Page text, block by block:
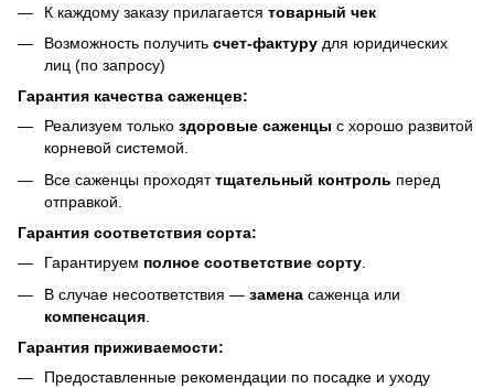
К каждому заказу прилагается товарный чек
Возможность получить счет-фактуру для юридических
лиц (по запросу)
Гарантия качества саженцев:
Реализуем только здоровые саженцы с хорошо развитой
корневой системой.
Все саженцы проходяттщательный контроль перед
отправкой.
Гарантия соответствия сорта:
Гарантируем полное соответствие сорту
В случае несоответствия — замена саженца или
компенсация
Гарантия приживаемости:
Предоставленные рекомендации по посадке и уходу